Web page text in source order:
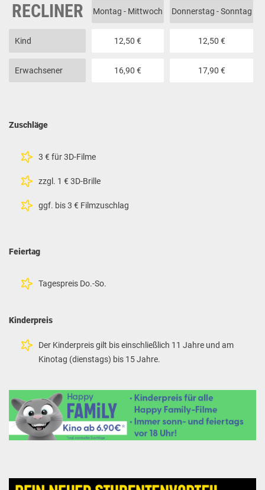
RECLINER Montag - Mittwoch Donnerstag - Sonntag
Kind 12,50 € 12,50 €
Erwachsener 16,90 € 17,90 €
Zuschläge
3 € für 3D-Filme
zzgl. 1 € 3D-Brille
ggf. bis 3 € Filmzuschlag
Feiertag
Tagespreis Do.-So.
Kinderpreis
Der Kinderpreis gilt bis einschließlich 11 Jahre und am
Kinotag (dienstags) bis 15 Jahre.